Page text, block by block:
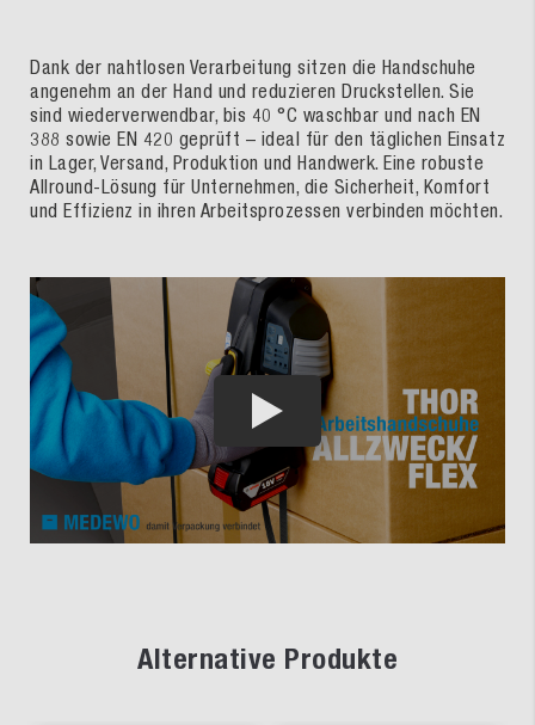
Dank der nahtlosen Verarbeitung sitzen die Handschuhe
angenehm an der Hand und reduzieren Druckstellen. Sie
sind wiederverwendbar, bis 40 °C waschbar und nach EN
388 sowie EN 420 geprüft – ideal für den täglichen Einsatz
in Lager, Versand, Produktion und Handwerk. Eine robuste
Allround-Lösung für Unternehmen, die Sicherheit, Komfort
und Effizienz in ihren Arbeitsprozessen verbinden möchten.
Alternative Produkte